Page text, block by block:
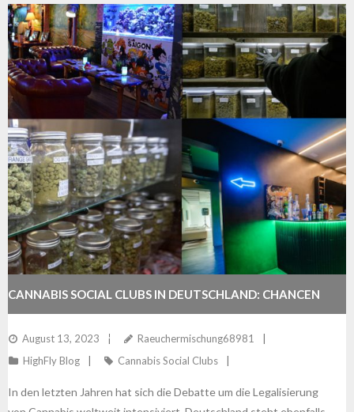
CANNABIS SOCIAL CLUBS IN DEUTSCHLAND: CHANCEN
UND HERAUSFORDERUNGEN
August 13, 2023
Raeuchermischung68981
HighFly Blog
Cannabis Social Clubs
In den letzten Jahren hat sich die Debatte um die Legalisierung